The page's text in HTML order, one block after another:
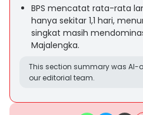
BPS mencatat rata-rata
hanya sekitar 1,1 hari,
singkat masih
Majalengka.
This section summary was AI-
our editorial team.